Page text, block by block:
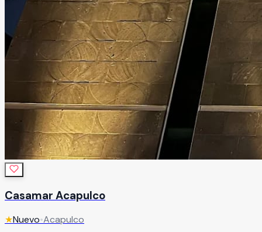
Casamar Acapulco
★Nuevo•Acapulco